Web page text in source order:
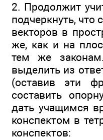
2. Продолжит
подчеркнуть, что
векторов в
же, как и на
тем же
выделить из
(оставив эти
составить
дать учащимся
конспектом в
конспектов: